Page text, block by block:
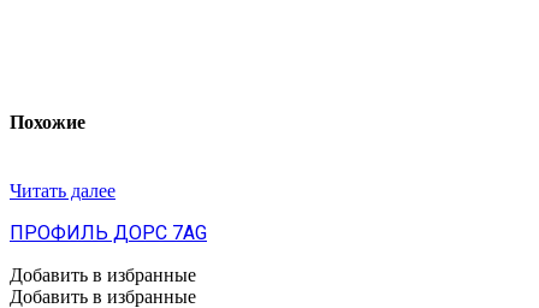
Похожие
Читать далее
ПРОФИЛЬ ДОРС 7AG
Добавить в избранные
Добавить в избранные